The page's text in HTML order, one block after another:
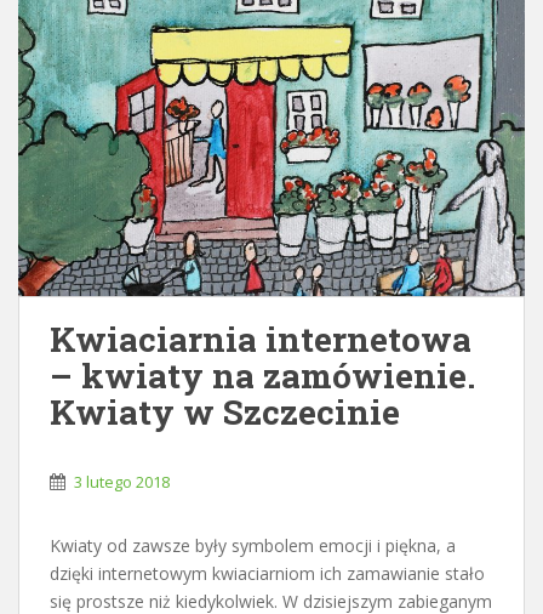
Kwiaciarnia internetowa
– kwiaty na zamówienie.
Kwiaty w Szczecinie
3 lutego 2018
Kwiaty od zawsze były symbolem emocji i piękna, a
dzięki internetowym kwiaciarniom ich zamawianie stało
się prostsze niż kiedykolwiek. W dzisiejszym zabieganym